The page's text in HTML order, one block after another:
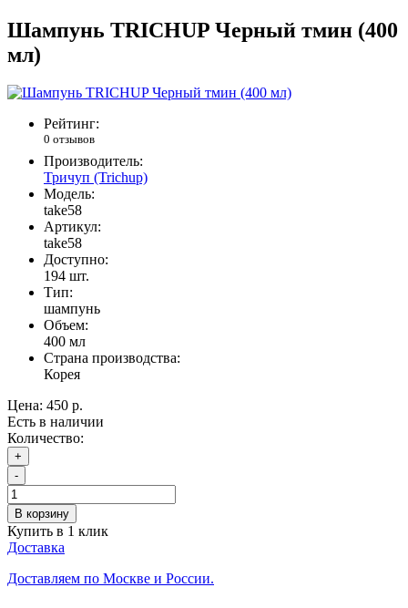
Шампунь TRICHUP Черный тмин (400
мл)
Рейтинг:
0 отзывов
Производитель:
Тричуп (Trichup)
Модель:
take58
Артикул:
take58
Доступно:
194 шт.
Тип:
шампунь
Объем:
400 мл
Страна производства:
Корея
Цена: 450 р.
Есть в наличии
Количество:
+
-
В корзину
Купить в 1 клик
Доставка
Доставляем по Москве и России.